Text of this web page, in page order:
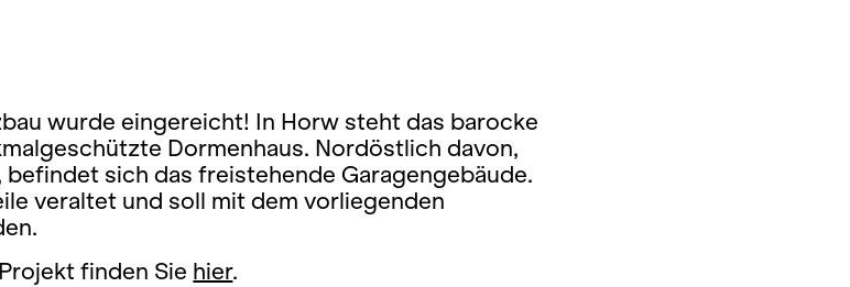
wurde eingereicht! In Horw steht das barocke
Dormenhaus. Nordöstlich davon,
sich das freistehende Garagengebäude.
veraltet und soll mit dem vorliegenden
finden Sie hier.